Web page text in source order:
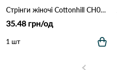
Стрінги жіночі Cottonhill CH0610 Марсала
35.48 грн/од
1 шт